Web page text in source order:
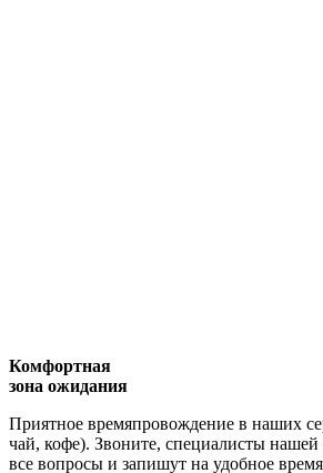
Комфортная
зона ожидания
Приятное времяпровождение в наших
чай, кофе). Звоните, специалисты нашей
все вопросы и запишут на удобное